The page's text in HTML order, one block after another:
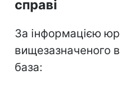
справі
За інформацією
вищезазначеного
база: